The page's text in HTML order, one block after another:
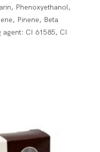
Phenoxyethanol,
Pinene, Beta
CI 61585, CI